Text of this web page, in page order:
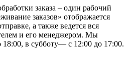
заказа – один рабочий
заказов» отображается
а также ведется вся
и его менеджером. Мы
18:00, в субботу— с 12:00 до 17:00.